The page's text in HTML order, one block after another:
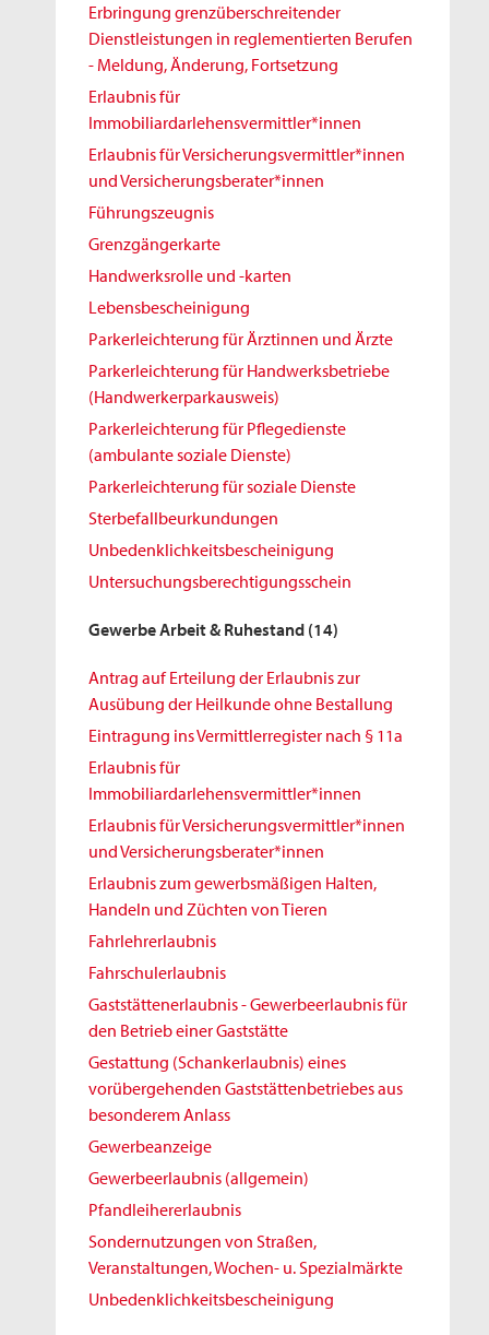
Erbringung grenzüberschreitender
Dienstleistungen in reglementierten Berufen
- Meldung, Änderung, Fortsetzung
Erlaubnis für
Immobiliardarlehensvermittler*innen
Erlaubnis für Versicherungsvermittler*innen
und Versicherungsberater*innen
Führungszeugnis
Grenzgängerkarte
Handwerksrolle und -karten
Lebensbescheinigung
Parkerleichterung für Ärztinnen und Ärzte
Parkerleichterung für Handwerksbetriebe
(Handwerkerparkausweis)
Parkerleichterung für Pflegedienste
(ambulante soziale Dienste)
Parkerleichterung für soziale Dienste
Sterbefallbeurkundungen
Unbedenklichkeitsbescheinigung
Untersuchungsberechtigungsschein
Gewerbe Arbeit & Ruhestand (14)
Antrag auf Erteilung der Erlaubnis zur
Ausübung der Heilkunde ohne Bestallung
Eintragung ins Vermittlerregister nach § 11a
Erlaubnis für
Immobiliardarlehensvermittler*innen
Erlaubnis für Versicherungsvermittler*innen
und Versicherungsberater*innen
Erlaubnis zum gewerbsmäßigen Halten,
Handeln und Züchten von Tieren
Fahrlehrerlaubnis
Fahrschulerlaubnis
Gaststättenerlaubnis - Gewerbeerlaubnis für
den Betrieb einer Gaststätte
Gestattung (Schankerlaubnis) eines
vorübergehenden Gaststättenbetriebes aus
besonderem Anlass
Gewerbeanzeige
Gewerbeerlaubnis (allgemein)
Pfandleihererlaubnis
Sondernutzungen von Straßen,
Veranstaltungen, Wochen- u. Spezialmärkte
Unbedenklichkeitsbescheinigung